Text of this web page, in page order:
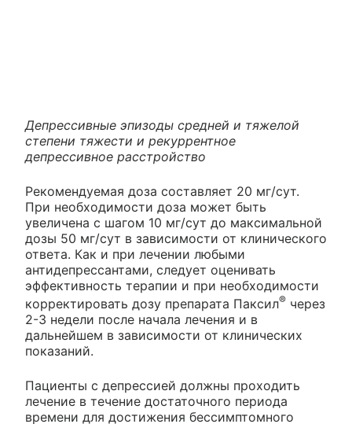
Депрессивные эпизоды средней и тяжелой
степени тяжести и рекуррентное
депрессивное расстройство
Рекомендуемая доза составляет 20 мг/сут.
При необходимости доза может быть
увеличена с шагом 10 мг/сут до максимальной
дозы 50 мг/сут в зависимости от клинического
ответа. Как и при лечении любыми
антидепрессантами, следует оценивать
эффективность терапии и при необходимости
корректировать дозу препарата Паксил® через
2-3 недели после начала лечения и в
дальнейшем в зависимости от клинических
показаний.
Пациенты с депрессией должны проходить
лечение в течение достаточного периода
времени для достижения бессимптомного